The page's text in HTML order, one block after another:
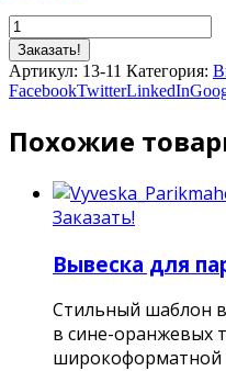
Заказать!
Артикул: 13-11 Категория:
FacebookTwitterLinkedIn
Похожие
Заказать!
Вывеска для
Стильный шаблон
в сине-оранжевых
широкоформатной